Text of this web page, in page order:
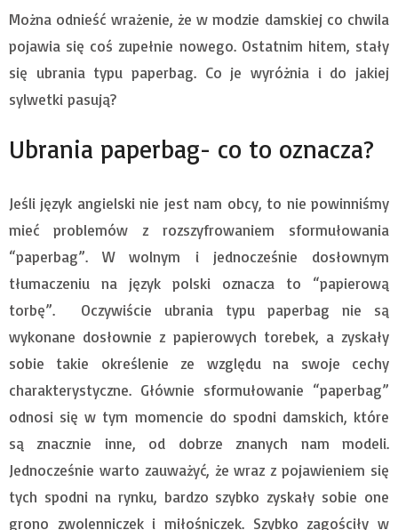
Można odnieść wrażenie, że w modzie damskiej co chwila
pojawia się coś zupełnie nowego. Ostatnim hitem, stały
się ubrania typu paperbag. Co je wyróżnia i do jakiej
sylwetki pasują?
Ubrania paperbag- co to oznacza?
Jeśli język angielski nie jest nam obcy, to nie powinniśmy
mieć problemów z rozszyfrowaniem sformułowania
“paperbag”. W wolnym i jednocześnie dosłownym
tłumaczeniu na język polski oznacza to “papierową
torbę”. Oczywiście ubrania typu paperbag nie są
wykonane dosłownie z papierowych torebek, a zyskały
sobie takie określenie ze względu na swoje cechy
charakterystyczne. Głównie sformułowanie “paperbag”
odnosi się w tym momencie do spodni damskich, które
są znacznie inne, od dobrze znanych nam modeli.
Jednocześnie warto zauważyć, że wraz z pojawieniem się
tych spodni na rynku, bardzo szybko zyskały sobie one
grono zwolenniczek i miłośniczek. Szybko zagościły w